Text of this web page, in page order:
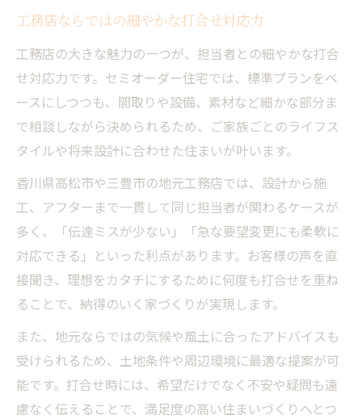
工務店ならではの細やかな打合せ対応力
工務店の大きな魅力の一つが、担当者との細やかな打合
せ対応力です。セミオーダー住宅では、標準プランをベ
ースにしつつも、間取りや設備、素材など細かな部分ま
で相談しながら決められるため、ご家族ごとのライフス
タイルや将来設計に合わせた住まいが叶います。
香川県高松市や三豊市の地元工務店では、設計から施
工、アフターまで一貫して同じ担当者が関わるケースが
多く、「伝達ミスが少ない」「急な要望変更にも柔軟に
対応できる」といった利点があります。お客様の声を直
接聞き、理想をカタチにするために何度も打合せを重ね
ることで、納得のいく家づくりが実現します。
また、地元ならではの気候や風土に合ったアドバイスも
受けられるため、土地条件や周辺環境に最適な提案が可
能です。打合せ時には、希望だけでなく不安や疑問も遠
慮なく伝えることで、満足度の高い住まいづくりへとつ